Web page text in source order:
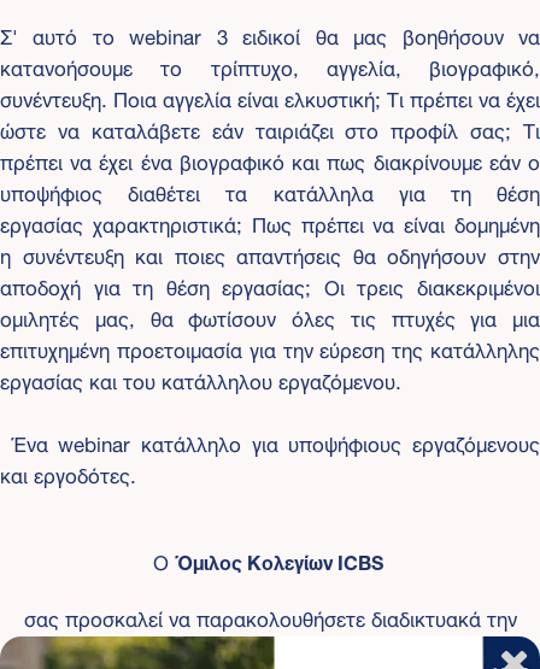
Σ' αυτό το webinar 3 ειδικοί θα μας βοηθήσουν να
κατανοήσουμε το τρίπτυχο, αγγελία, βιογραφικό,
συνέντευξη. Ποια αγγελία είναι ελκυστική; Τι πρέπει να έχει
ώστε να καταλάβετε εάν ταιριάζει στο προφίλ σας; Τι
πρέπει να έχει ένα βιογραφικό και πως διακρίνουμε εάν ο
υποψήφιος διαθέτει τα κατάλληλα για τη θέση
εργασίας χαρακτηριστικά; Πως πρέπει να είναι δομημένη
η συνέντευξη και ποιες απαντήσεις θα οδηγήσουν στην
αποδοχή για τη θέση εργασίας; Οι τρεις διακεκριμένοι
ομιλητές μας, θα φωτίσουν όλες τις πτυχές για μια
επιτυχημένη προετοιμασία για την εύρεση της κατάλληλης
εργασίας και του κατάλληλου εργαζόμενου.
Ένα webinar κατάλληλο για υποψήφιους εργαζόμενους
και εργοδότες.
ΟΌμιλος ΚολεγίωνICBS
σας προσκαλεί να παρακολουθήσετε διαδικτυακά την
εκδήλωση